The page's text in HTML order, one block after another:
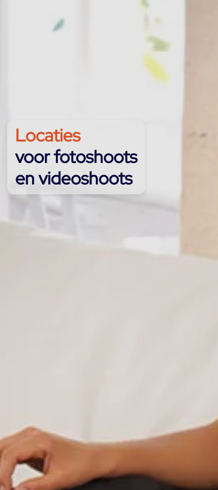
Locaties
voor fotoshoots
en videoshoots